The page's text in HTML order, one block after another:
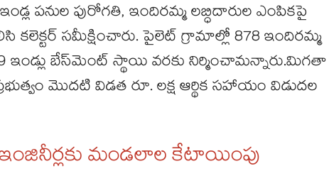
పనుల పురోగతి, ఇందిరమ్మ లబ్ధిదారుల ఎంపికపై
కలెక్టర్​ సమీక్షించారు. పైలెట్ గ్రామాల్లో 878 ఇందిరమ్మ
ఇండ్లు బేస్​మెంట్ స్థాయి వరకు నిర్మించామన్నారు.మిగతా
మొదటి విడత రూ. లక్ష ఆర్థిక సహాయం విడుదల
మండలాల కేటాయింపు